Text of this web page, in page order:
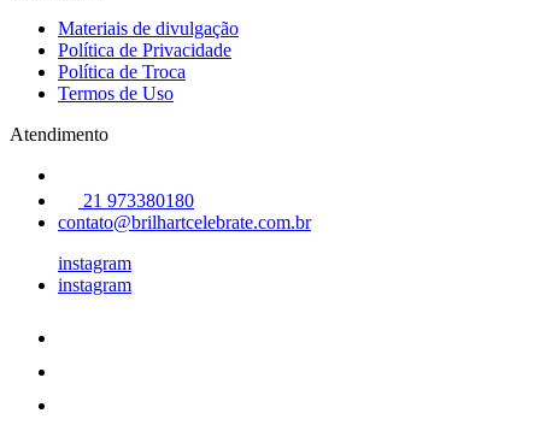
Materiais de divulgação
Política de Privacidade
Política de Troca
Termos de Uso
Atendimento
21 973380180
contato@brilhartcelebrate.com.br
instagram
instagram